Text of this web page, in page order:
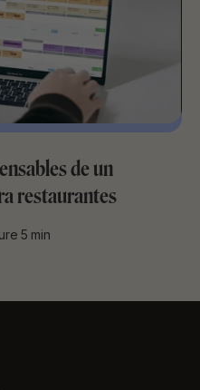
de un
restaurantes
5 min